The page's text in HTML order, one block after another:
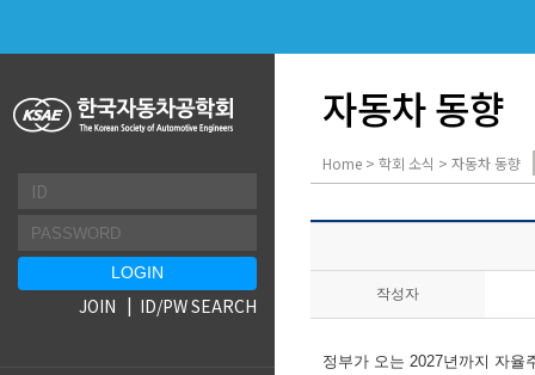
JOIN ID/PW SEARCH
자동차 동향
Home > 학회 소식 > 자동차 동향
작성자
정부가 오는 2027년까지 자율